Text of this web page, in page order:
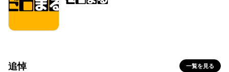
追悼 一覧を見る